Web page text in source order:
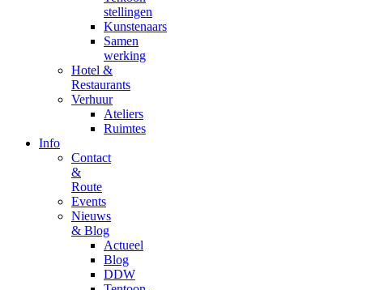
stellingen
Kunstenaars
Samen
werking
Hotel &
Restaurants
Verhuur
Ateliers
Ruimtes
Info
Contact
&
Route
Events
Nieuws
& Blog
Actueel
Blog
DDW